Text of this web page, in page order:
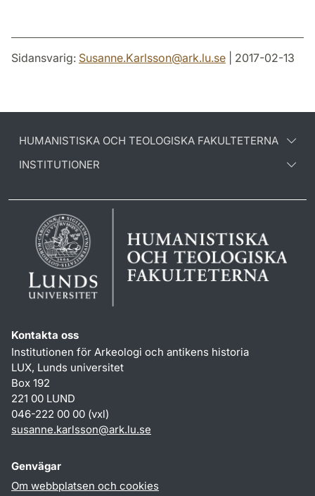
Sidansvarig: Susanne.Karlsson@ark.lu.se | 2017-02-13
HUMANISTISKA OCH TEOLOGISKA FAKULTETERNA
INSTITUTIONER
Kontakta oss
Institutionen för Arkeologi och antikens historia
LUX, Lunds universitet
Box 192
221 00 LUND
046-222 00 00 (vxl)
susanne.karlsson@ark.lu.se
Genvägar
Om webbplatsen och cookies